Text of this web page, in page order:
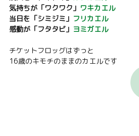
気持ちが「ワクワク」 ワキカエル
当日を「シミジミ」 フリカエル
感動が「フタタビ」 ヨミガエル
チケットフロッグはずっと
16歳のキモチのままのカエルです